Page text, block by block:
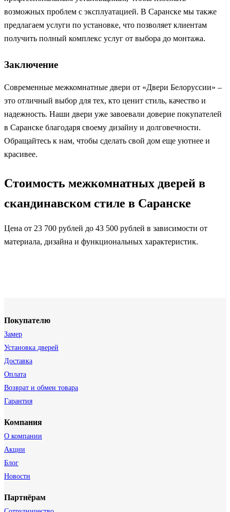
возможных проблем с эксплуатацией. В Саранске мы также
предлагаем услуги по установке, что позволяет клиентам
получить полный комплекс услуг от выбора до монтажа.
Заключение
Современные межкомнатные двери от «Двери Белоруссии» –
это отличный выбор для тех, кто ценит стиль, качество и
надежность. Наши двери уже завоевали доверие покупателей
в Саранске благодаря своему дизайну и долговечности.
Обращайтесь к нам, чтобы сделать свой дом еще уютнее и
красивее.
Стоимость межкомнатных дверей в
скандинавском стиле в Саранске
Цена от 23 700 рублей до 43 500 рублей в зависимости от
материала, дизайна и функциональных характеристик.
Покупателю
Замер
Установка дверей
Доставка
Оплата
Возврат и обмен товара
Гарантия
Компания
О компании
Акции
Блог
Новости
Партнёрам